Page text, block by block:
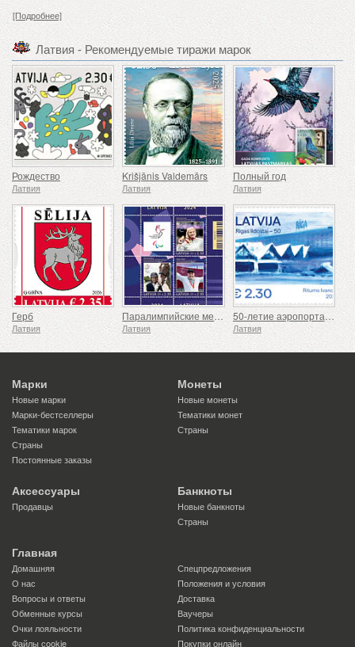
[Подробнее]
Латвия - Рекомендуемые тиражи марок
Рождество
Латвия
Krišjānis Valdemārs
Латвия
Полный год
Латвия
Герб
Латвия
Паралимпийские медалисты
Латвия
50-летие аэропорта Рига
Латвия
Марки
Новые марки
Марки-бестселлеры
Тематики марок
Страны
Постоянные заказы
Монеты
Новые монеты
Тематики монет
Страны
Аксессуары
Продавцы
Банкноты
Новые банкноты
Страны
Главная
Домашняя
Спецпредложения
О нас
Положения и условия
Вопросы и ответы
Доставка
Обменные курсы
Ваучеры
Очки лояльности
Политика конфиденциальности
Файлы сookie
Покупки онлайн